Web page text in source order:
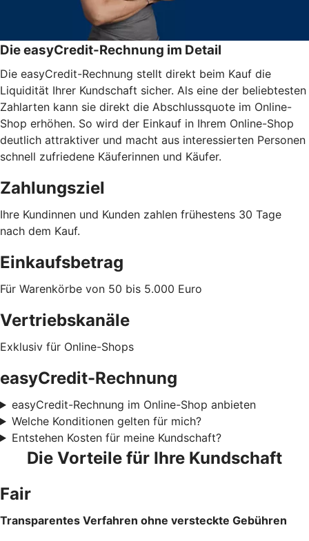
Die easyCredit-Rechnung im Detail
Die easyCredit-Rechnung stellt direkt beim Kauf die
Liquidität Ihrer Kundschaft sicher. Als eine der beliebtesten
Zahlarten kann sie direkt die Abschlussquote im Online-
Shop erhöhen. So wird der Einkauf in Ihrem Online-Shop
deutlich attraktiver und macht aus interessierten Personen
schnell zufriedene Käuferinnen und Käufer.
Zahlungsziel
Ihre Kundinnen und Kunden zahlen frühestens 30 Tage
nach dem Kauf.
Einkaufsbetrag
Für Warenkörbe von 50 bis 5.000 Euro
Vertriebskanäle
Exklusiv für Online-Shops
easyCredit-Rechnung
easyCredit-Rechnung im Online-Shop anbieten
Welche Konditionen gelten für mich?
Entstehen Kosten für meine Kundschaft?
Die Vorteile für Ihre Kundschaft
Fair
Transparentes Verfahren ohne versteckte Gebühren